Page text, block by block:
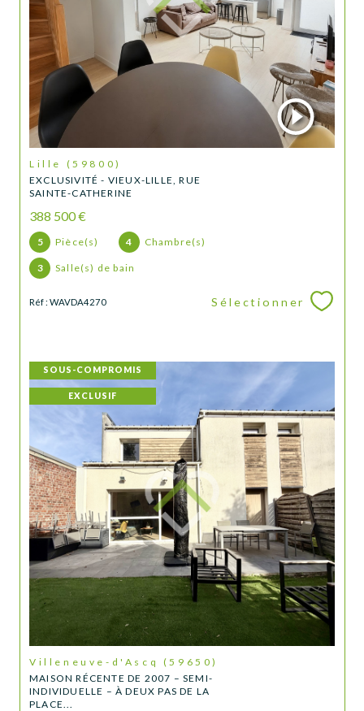
Lille (59800)
EXCLUSIVITÉ - VIEUX-LILLE, RUE
SAINTE-CATHERINE
388 500 €
5 Pièce(s) 4 Chambre(s)
3 Salle(s) de bain
Réf : WAVDA4270 Sélectionner
SOUS-COMPROMIS
EXCLUSIF
Villeneuve-d'Ascq (59650)
MAISON RÉCENTE DE 2007 – SEMI-
INDIVIDUELLE – À DEUX PAS DE LA
PLACE...